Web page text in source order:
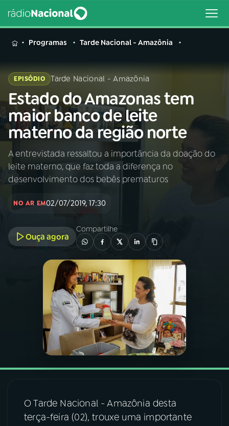
MENU
Buscar
na
Rádio
Nacional
Buscar
AO VIVO
PROGRAMAS
PODCASTS
VIDEOCASTS
08FESTIVAL DE MÚSICA
Programas Tarde Nacional - Amazônia
EPISÓDIO Tarde Nacional - Amazônia
Estado do Amazonas tem
maior banco de leite
materno da região norte
A entrevistada ressaltou a importância da doação do
leite materno, que faz toda a diferença no
desenvolvimento dos bebês prematuros
NO AR EM02/07/2019, 17:30
Ouça agora
Compartilhe
O Tarde Nacional - Amazônia desta
terça-feira (02), trouxe uma importante